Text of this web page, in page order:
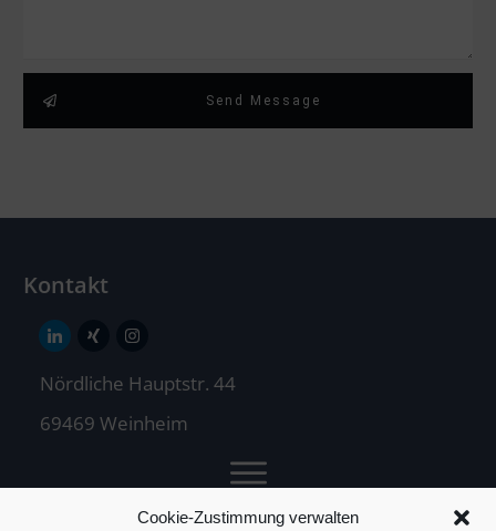
Cookie-Zustimmung verwalten
Send Message
Kontakt
Nördliche Hauptstr. 44
69469 Weinheim